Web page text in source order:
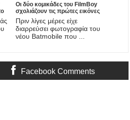
Οι δύο κομικάδες του FilmBoy
σχολιάζουν τις πρώτες εικόνες
του Batman vs Superman
Πριν λίγες μέρες είχε
διαρρεύσει φωτογραφία του
νέου Batmobile που ...
Facebook Comments